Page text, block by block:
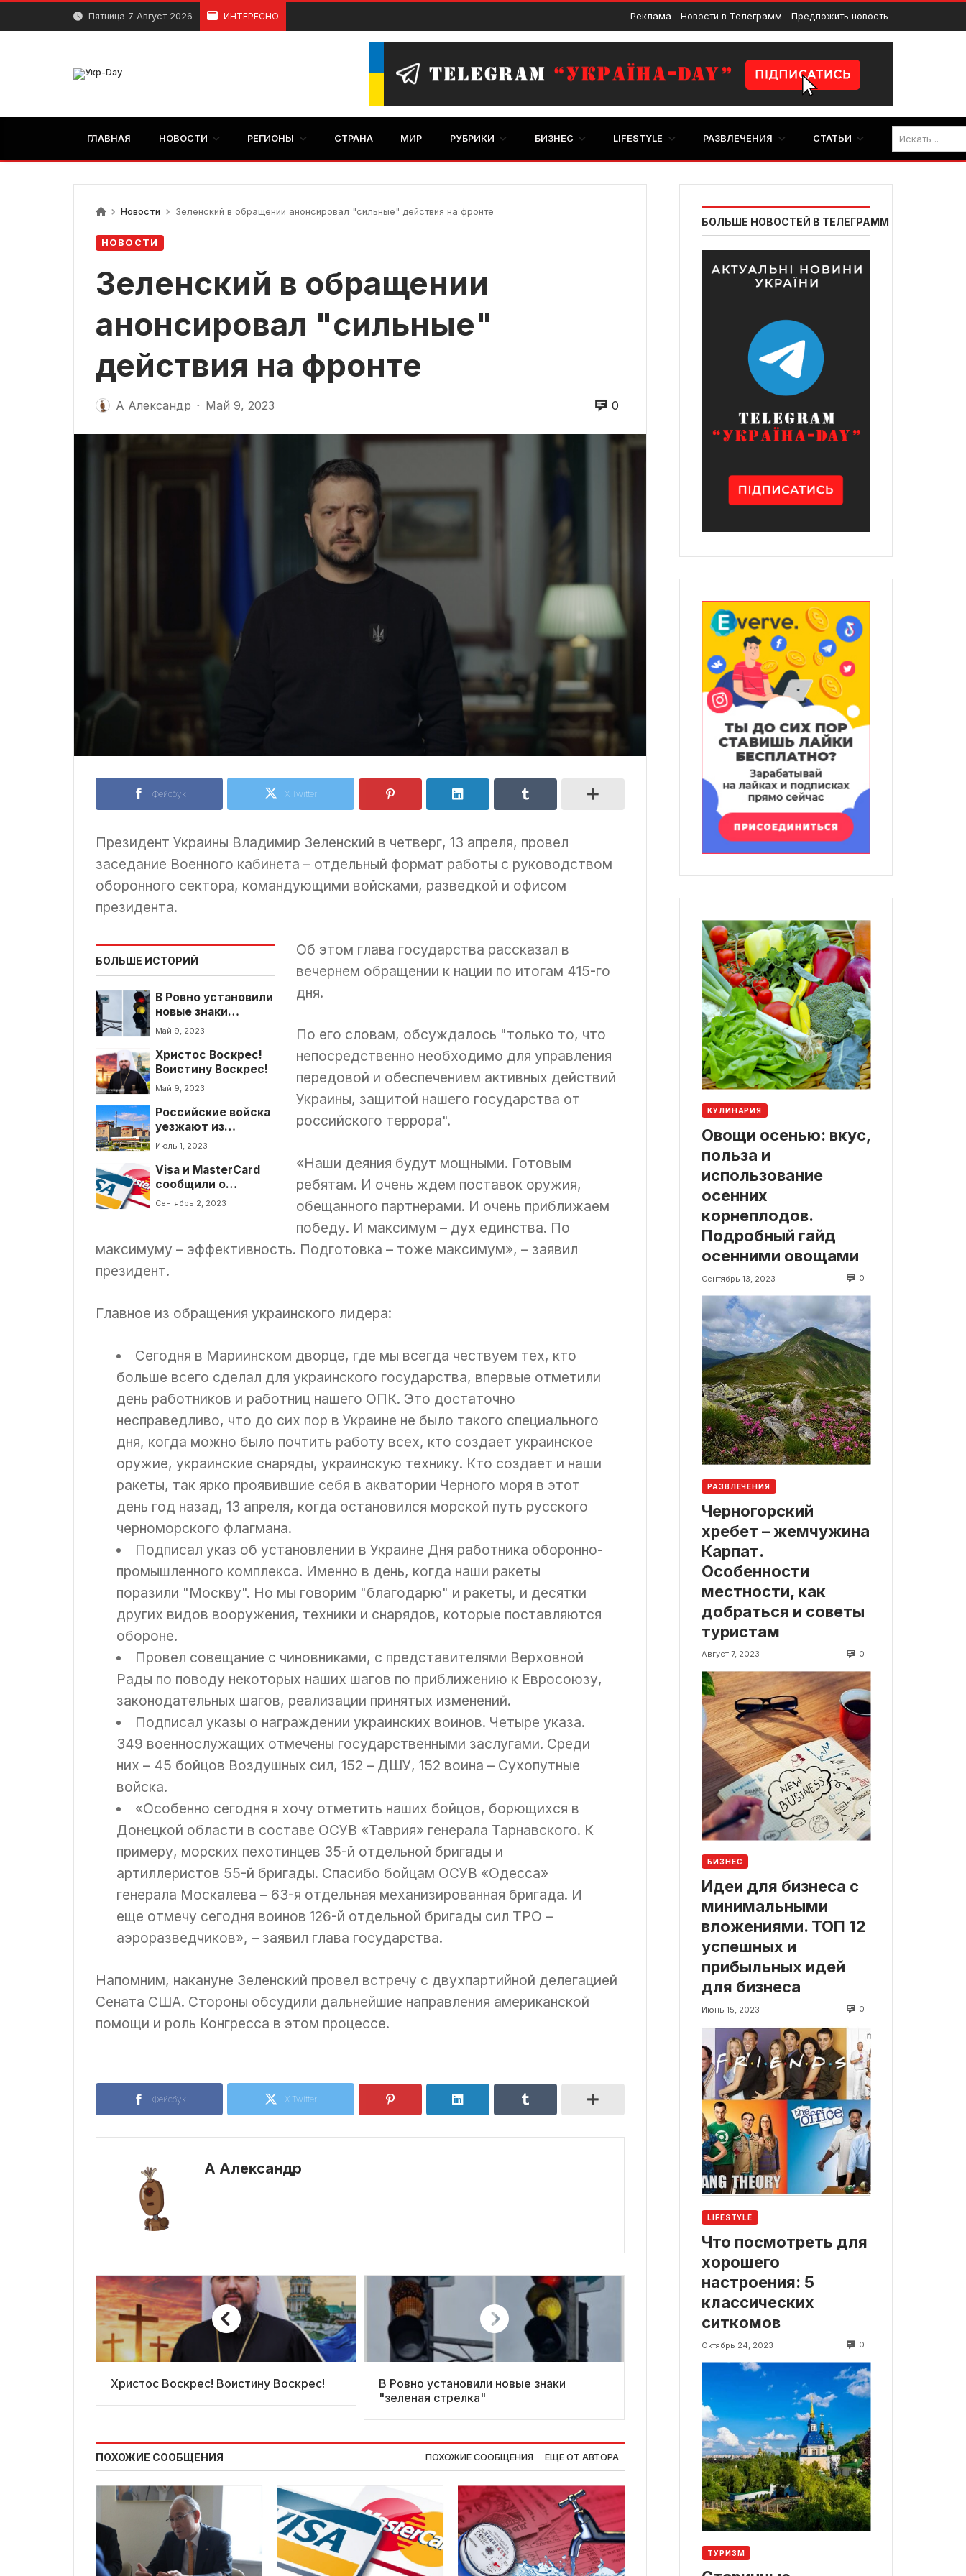
перейти
содержанию
Пятница 7 Август 2026 ИНТЕРЕСНО Реклама Новости в Телеграмм Предложить новость
ГЛАВНАЯ НОВОСТИ РЕГИОНЫ СТРАНА МИР РУБРИКИ БИЗНЕС LIFESTYLE РАЗВЛЕЧЕНИЯ СТАТЬИ
Новости Зеленский в обращении анонсировал "сильные" действия на фронте
НОВОСТИ
Зеленский в обращении
анонсировал "сильные"
действия на фронте
А Александр - Май 9, 2023 0
Фейсбук X Twitter
Президент Украины Владимир Зеленский в четверг, 13 апреля, провел
заседание Военного кабинета – отдельный формат работы с руководством
оборонного сектора, командующими войсками, разведкой и офисом
президента.
БОЛЬШЕ ИСТОРИЙ
В Ровно установили
новые знаки
"зеленая стрелка"
Май 9, 2023
Христос Воскрес!
Воистину Воскрес!
Май 9, 2023
Российские войска
уезжают из
Запорожской АЭС.
Июль 1, 2023
Visa и MasterCard
сообщили о
повышении
Сентябрь 2, 2023
Об этом глава государства рассказал в
вечернем обращении к нации по итогам 415-го
дня.
По его словам, обсуждалось "только то, что
непосредственно необходимо для управления
передовой и обеспечением активных действий
Украины, защитой нашего государства от
российского террора".
«Наши деяния будут мощными. Готовым
ребятам. И очень ждем поставок оружия,
обещанного партнерами. И очень приближаем
победу. И максимум – дух единства. По
максимуму – эффективность. Подготовка – тоже максимум», – заявил
президент.
Главное из обращения украинского лидера:
Сегодня в Мариинском дворце, где мы всегда чествуем тех, кто
больше всего сделал для украинского государства, впервые отметили
день работников и работниц нашего ОПК. Это достаточно
несправедливо, что до сих пор в Украине не было такого специального
дня, когда можно было почтить работу всех, кто создает украинское
оружие, украинские снаряды, украинскую технику. Кто создает и наши
ракеты, так ярко проявившие себя в акватории Черного моря в этот
день год назад, 13 апреля, когда остановился морской путь русского
черноморского флагмана.
Подписал указ об установлении в Украине Дня работника оборонно-
промышленного комплекса. Именно в день, когда наши ракеты
поразили "Москву". Но мы говорим "благодарю" и ракеты, и десятки
других видов вооружения, техники и снарядов, которые поставляются
обороне.
Провел совещание с чиновниками, с представителями Верховной
Рады по поводу некоторых наших шагов по приближению к Евросоюзу,
законодательных шагов, реализации принятых изменений.
Подписал указы о награждении украинских воинов. Четыре указа.
349 военнослужащих отмечены государственными заслугами. Среди
них – 45 бойцов Воздушных сил, 152 – ДШУ, 152 воина – Сухопутные
войска.
«Особенно сегодня я хочу отметить наших бойцов, борющихся в
Донецкой области в составе ОСУВ «Таврия» генерала Тарнавского. К
примеру, морских пехотинцев 35-й отдельной бригады и
артиллеристов 55-й бригады. Спасибо бойцам ОСУВ «Одесса»
генерала Москалева – 63-я отдельная механизированная бригада. И
еще отмечу сегодня воинов 126-й отдельной бригады сил ТРО –
аэроразведчиков», – заявил глава государства.
Напомним, накануне Зеленский провел встречу с двухпартийной делегацией
Сената США. Стороны обсудили дальнейшие направления американской
помощи и роль Конгресса в этом процессе.
Фейсбук X Twitter
А Александр
Христос Воскрес! Воистину Воскрес!
В Ровно установили новые знаки
"зеленая стрелка"
ПОХОЖИЕ СООБЩЕНИЯ ПОХОЖИЕ СООБЩЕНИЯ ЕЩЕ ОТ АВТОРА
БОЛЬШЕ НОВОСТЕЙ В ТЕЛЕГРАММ
КУЛИНАРИЯ
Овощи осенью: вкус,
польза и
использование
осенних
корнеплодов.
Подробный гайд
осенними овощами
Сентябрь 13, 2023 0
РАЗВЛЕЧЕНИЯ
Черногорский
хребет – жемчужина
Карпат.
Особенности
местности, как
добраться и советы
туристам
Август 7, 2023 0
БИЗНЕС
Идеи для бизнеса с
минимальными
вложениями. ТОП 12
успешных и
прибыльных идей
для бизнеса
Июнь 15, 2023 0
LIFESTYLE
Что посмотреть для
хорошего
настроения: 5
классических
ситкомов
Октябрь 24, 2023 0
ТУРИЗМ